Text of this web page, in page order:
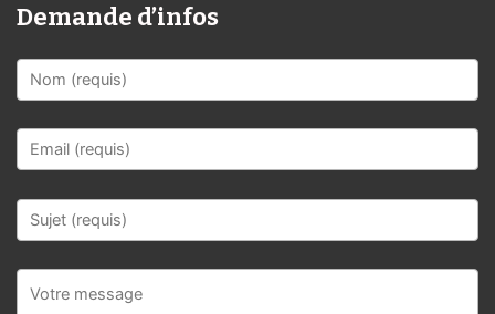
Demande d’infos